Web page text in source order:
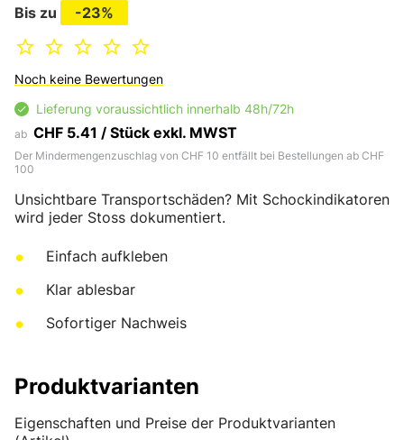
Bis zu -23%
Noch keine Bewertungen
Lieferung voraussichtlich innerhalb 48h/72h
ab CHF 5.41 / Stück exkl. MWST
Der Mindermengenzuschlag von CHF 10 entfällt bei Bestellungen ab CHF
100
Unsichtbare Transportschäden? Mit Schockindikatoren
wird jeder Stoss dokumentiert.
Einfach aufkleben
Klar ablesbar
Sofortiger Nachweis
Produktvarianten
Eigenschaften und Preise der Produktvarianten